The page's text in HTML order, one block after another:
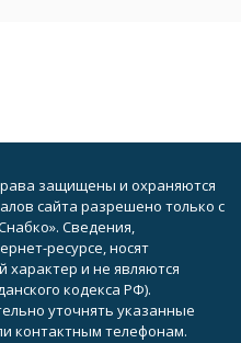
защищены и охраняются
сайта разрешено только с
Сведения,
ресурсе, носят
и не являются
кодекса РФ).
уточнять указанные
контактным телефонам.